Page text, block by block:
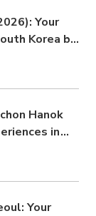
Your
Korea by
Hanok
in
Your